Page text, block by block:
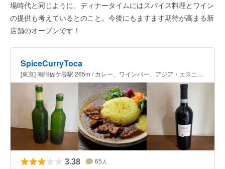
場時代と同じように、ディナータイムにはスパイス料理とワイン
の提供も考えているとのこと。今後にもますます期待が高まる新
店舗のオープンです！
SpiceCurryToca
[東京] 南阿佐ケ谷駅 265m / カレー、ワインバー、アジア・エスニック
3.38 65 人